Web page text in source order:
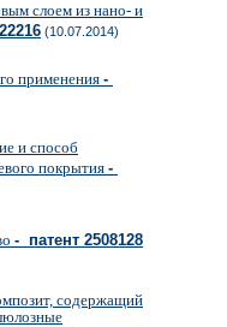
слоем из нано- и
(10.07.2014)
применения-
и способ
покрытия -
- патент 2508128
содержащий